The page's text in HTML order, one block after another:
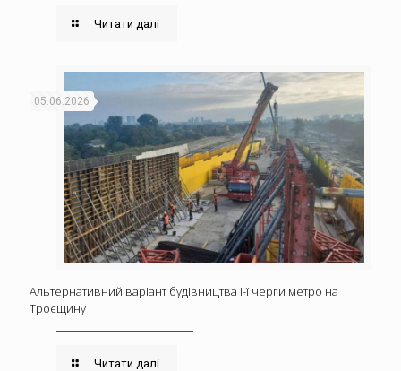
Читати далі
05.06.2026
Альтернативний варіант будівництва І-ї черги метро на
Троєщину
Читати далі